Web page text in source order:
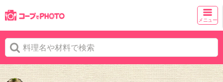
メニュー